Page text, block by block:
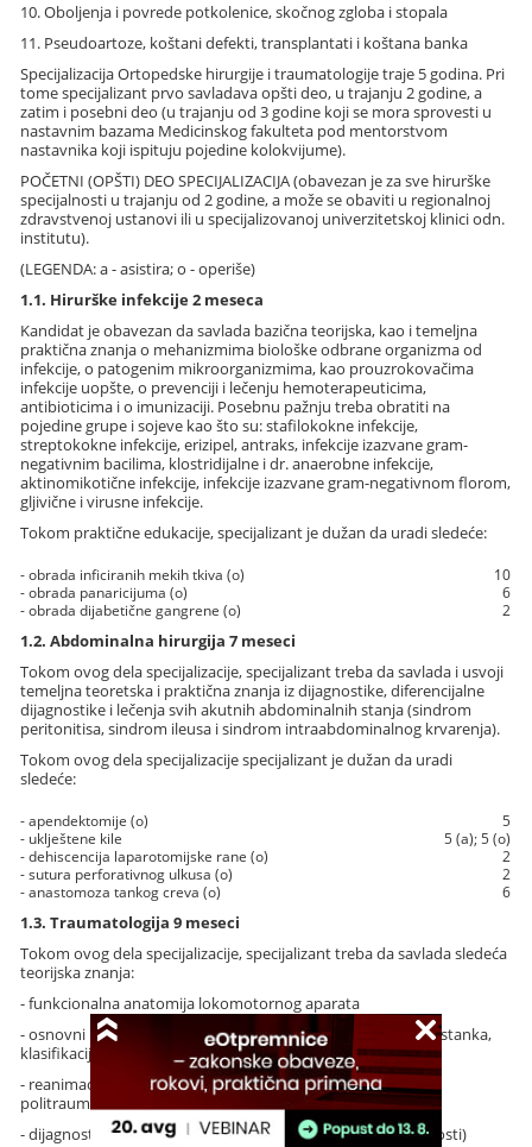
10. Oboljenja i povrede potkolenice, skočnog zgloba i stopala
11. Pseudoartoze, koštani defekti, transplantati i koštana banka
Specijalizacija Ortopedske hirurgije i traumatologije traje 5 godina. Pri
tome specijalizant prvo savladava opšti deo, u trajanju 2 godine, a
zatim i posebni deo (u trajanju od 3 godine koji se mora sprovesti u
nastavnim bazama Medicinskog fakulteta pod mentorstvom
nastavnika koji ispituju pojedine kolokvijume).
POČETNI (OPŠTI) DEO SPECIJALIZACIJA (obavezan je za sve hirurške
specijalnosti u trajanju od 2 godine, a može se obaviti u regionalnoj
zdravstvenoj ustanovi ili u specijalizovanoj univerzitetskoj klinici odn.
institutu).
(LEGENDA: a - asistira; o - operiše)
1.1. Hirurške infekcije 2 meseca
Kandidat je obavezan da savlada bazična teorijska, kao i temeljna
praktična znanja o mehanizmima biološke odbrane organizma od
infekcije, o patogenim mikroorganizmima, kao prouzrokovačima
infekcije uopšte, o prevenciji i lečenju hemoterapeuticima,
antibioticima i o imunizaciji. Posebnu pažnju treba obratiti na
pojedine grupe i sojeve kao što su: stafilokokne infekcije,
streptokokne infekcije, erizipel, antraks, infekcije izazvane gram-
negativnim bacilima, klostridijalne i dr. anaerobne infekcije,
aktinomikotične infekcije, infekcije izazvane gram-negativnom florom,
gljivične i virusne infekcije.
Tokom praktične edukacije, specijalizant je dužan da uradi sledeće:
- obrada inficiranih mekih tkiva (o)
10
- obrada panaricijuma (o)
6
- obrada dijabetične gangrene (o)
2
1.2. Abdominalna hirurgija 7 meseci
Tokom ovog dela specijalizacije, specijalizant treba da savlada i usvoji
temeljna teoretska i praktična znanja iz dijagnostike, diferencijalne
dijagnostike i lečenja svih akutnih abdominalnih stanja (sindrom
peritonitisa, sindrom ileusa i sindrom intraabdominalnog krvarenja).
Tokom ovog dela specijalizacije specijalizant je dužan da uradi
sledeće:
- apendektomije (o)
5
- uklještene kile
5 (a); 5 (o)
- dehiscencija laparotomijske rane (o)
2
- sutura perforativnog ulkusa (o)
2
- anastomoza tankog creva (o)
6
1.3. Traumatologija 9 meseci
Tokom ovog dela specijalizacije, specijalizant treba da savlada sledeća
teorijska znanja:
- funkcionalna anatomija lokomotornog aparata
- osnovni pojmovi o etiopatogenezi povreda (mehanizmi nastanka,
klasifikacije)
- reanimacija i terapija šoka kod traumatizovanih i
politraumatizovanih
- dijagnostički postupci u traumatologiji (grudni koš, duge kosti)